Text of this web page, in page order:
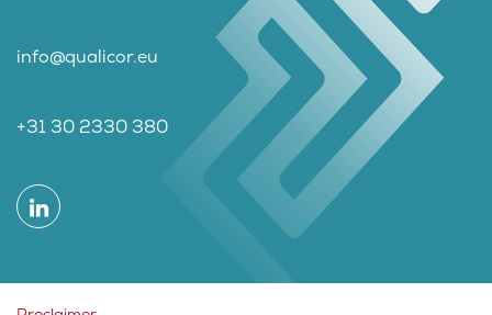
info@qualicor.eu
+31 30 2330 380